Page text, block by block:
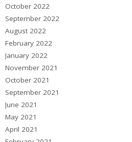
October 2022
September 2022
August 2022
February 2022
January 2022
November 2021
October 2021
September 2021
June 2021
May 2021
April 2021